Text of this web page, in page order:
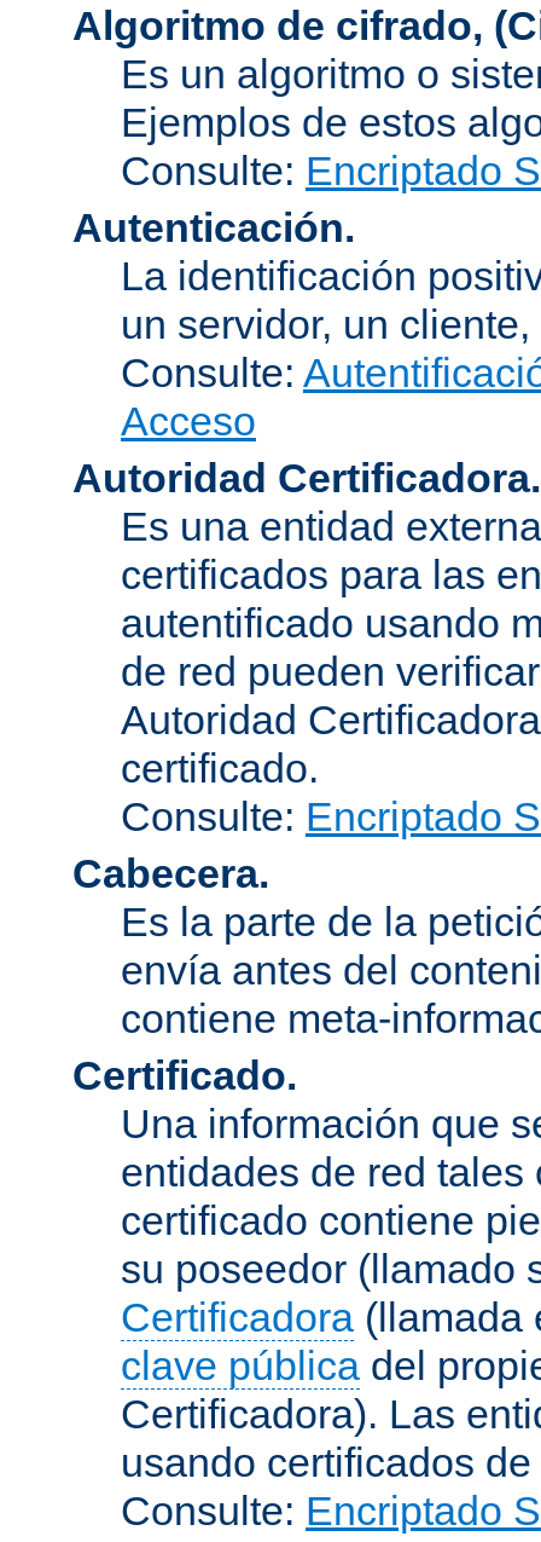
Algoritmo de cifrado,
Es un algoritmo o
Ejemplos de estos
Consulte: Encriptado
Autenticación.
La identificación
un servidor, un
Consulte:
Acceso
Autoridad Certificadora.
Es una entidad
certificados para las
autentificado usando
de red pueden
Autoridad
certificado.
Consulte: Encriptado
Cabecera.
Es la parte de la
envía antes del
contiene meta-
Certificado.
Una información que
entidades de red
certificado contiene
su poseedor (llamado
Certificadora (llamada
clave pública del
Certificadora). Las
usando certificados
Consulte: Encriptado